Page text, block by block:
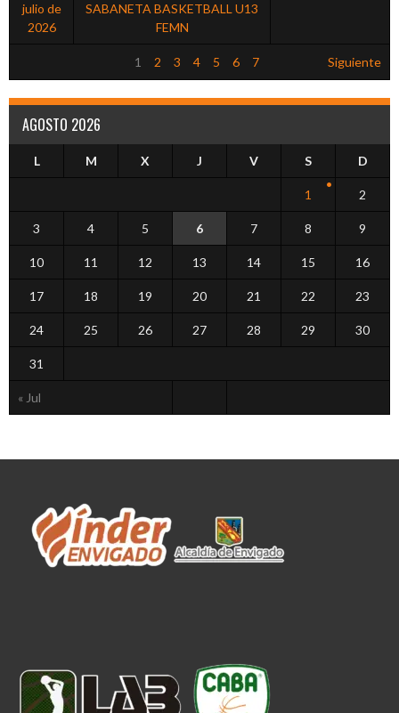
julio de
2026
SABANETA BASKETBALL U13
FEMN
1 2 3 4 5 6 7 Siguiente
AGOSTO 2026
L M X J V S D
« Jul
1 2
3 4 5 6 7 8 9
10 11 12 13 14 15 16
17 18 19 20 21 22 23
24 25 26 27 28 29 30
31